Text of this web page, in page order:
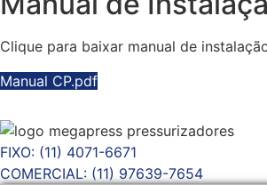
Clique para baixar manual de
Manual CP.pdf
FIXO: (11) 4071-6671
COMERCIAL: (11) 97639-7654